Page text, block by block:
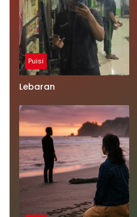
Puisi
Lebaran